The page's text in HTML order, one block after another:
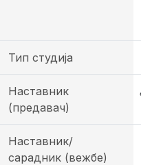
Тип студија
Наставник
(предавач)
Наставник/
сарадник (вежбе)